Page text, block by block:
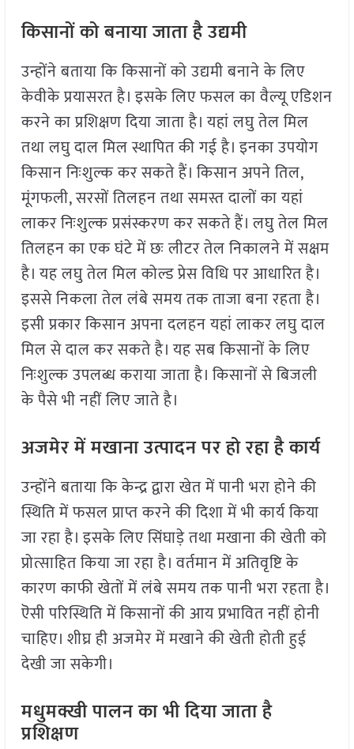
किसानों को बनाया जाता है उद्यमी
उन्होंने बताया कि किसानों को उद्यमी बनाने के लिए
केवीके प्रयासरत है। इसके लिए फसल का वैल्यू एडिशन
करने का प्रशिक्षण दिया जाता है। यहां लघु तेल मिल
तथा लघु दाल मिल स्थापित की गई है। इनका उपयोग
किसान निःशुल्क कर सकते हैं। किसान अपने तिल,
मूंगफली, सरसों तिलहन तथा समस्त दालों का यहां
लाकर निःशुल्क प्रसंस्करण कर सकते हैं। लघु तेल मिल
तिलहन का एक घंटे में छः लीटर तेल निकालने में सक्षम
है। यह लघु तेल मिल कोल्ड प्रेस विधि पर आधारित है।
इससे निकला तेल लंबे समय तक ताजा बना रहता है।
इसी प्रकार किसान अपना दलहन यहां लाकर लघु दाल
मिल से दाल कर सकते है। यह सब किसानों के लिए
निःशुल्क उपलब्ध कराया जाता है। किसानों से बिजली
के पैसे भी नहीं लिए जाते है।
अजमेर में मखाना उत्पादन पर हो रहा है कार्य
उन्होंने बताया कि केन्द्र द्वारा खेत में पानी भरा होने की
स्थिति में फसल प्राप्त करने की दिशा में भी कार्य किया
जा रहा है। इसके लिए सिंघाड़े तथा मखाना की खेती को
प्रोत्साहित किया जा रहा है। वर्तमान में अतिवृष्टि के
कारण काफी खेतों में लंबे समय तक पानी भरा रहता है।
ऎसी परिस्थिति में किसानों की आय प्रभावित नहीं होनी
चाहिए। शीघ्र ही अजमेर में मखाने की खेती होती हुई
देखी जा सकेगी।
मधुमक्खी पालन का भी दिया जाता है
प्रशिक्षण